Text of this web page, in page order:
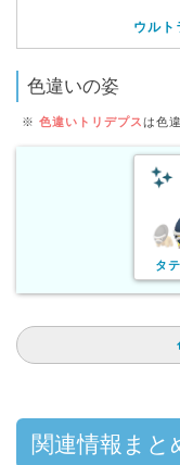
ウルト
色違いの姿
※ 色違いトリデプスは色
タ
関連情報まと